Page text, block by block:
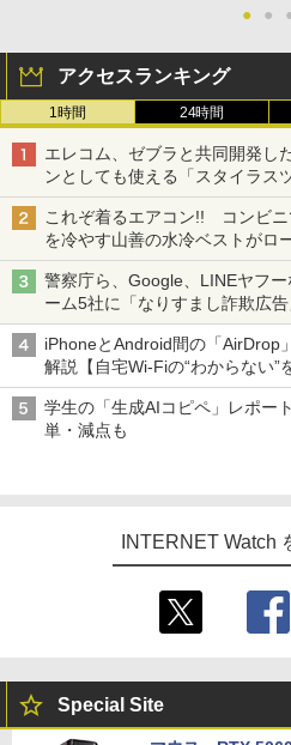
● ●
アクセスランキング
1時間 24時間
エレコム、ゼブラと共同開発し
ンとしても使える「スタイラ
も、持ち替えずに書き込める
これぞ着るエアコン!! コンビ
を冷やす山善の水冷ベストがロ
ち・ざ・ろーど！その14】【空
警察庁ら、Google、LINEヤフ
ーム5社に「なりすまし詐欺広
真や映像を使った投資詐欺など
iPhoneとAndroid間の「AirDrop
解説【自宅Wi-Fiの“わからない”
学生の「生成AIコピペ」レポー
単・減点も
INTERNET Watch
Special Site